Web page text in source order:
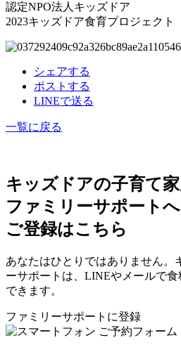
認定NPO法人キッズドア
2023キッズドア食育プロジェクト
シェアする
ポストする
LINEで送る
一覧に戻る
キッズドアの子育て
ファミリーサポート
ご登録はこちら
あなたはひとりではありません
ーサポートは、LINEやメールで
できます。
ファミリーサポートに登録